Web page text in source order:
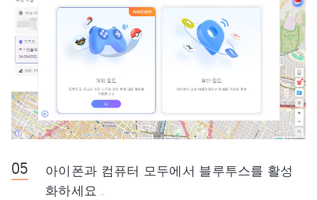
아이폰과 컴퓨터 모두에서 블루투스를 활성
화하세요 .